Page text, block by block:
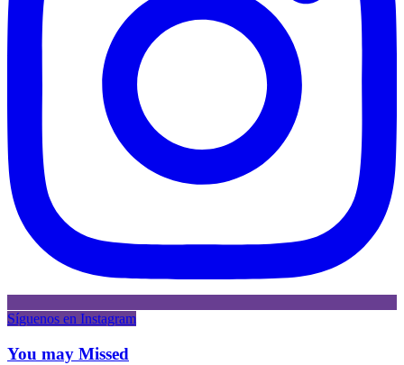
Síguenos en Instagram
You may Missed